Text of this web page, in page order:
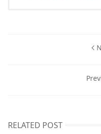
RELATED POST